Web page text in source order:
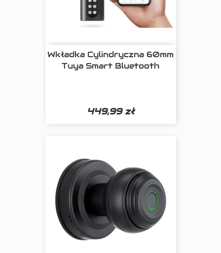
Wkładka Cylindryczna 60mm
Tuya Smart Bluetooth
449,99 zł